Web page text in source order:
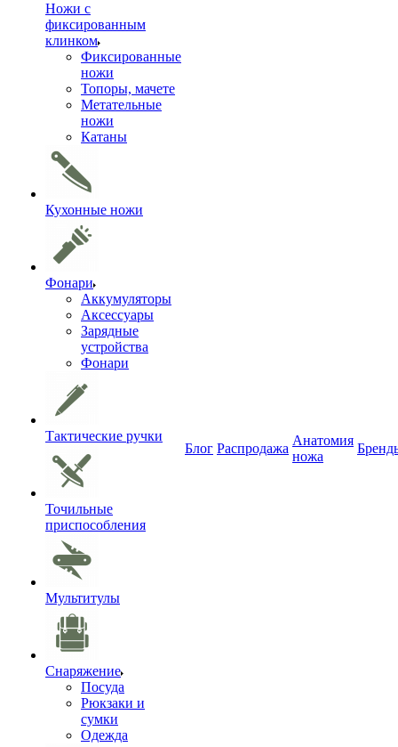
Ножи с
фиксированным
клинком
Фиксированные
ножи
Топоры, мачете
Метательные
ножи
Катаны
Кухонные ножи
Фонари
Аккумуляторы
Аксессуары
Зарядные
устройства
Фонари
Тактические ручки
Точильные
приспособления
Мультитулы
Снаряжение
Посуда
Рюкзаки и
сумки
Одежда
Блог Распродажа
Анатомия
ножа